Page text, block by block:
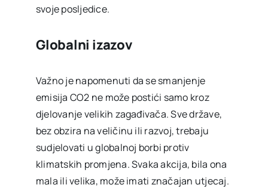
svoje posljedice.
Globalni izazov
Važno je napomenuti da se smanjenje
emisija CO2 ne može postići samo kroz
djelovanje velikih zagađivača. Sve države,
bez obzira na veličinu ili razvoj, trebaju
sudjelovati u globalnoj borbi protiv
klimatskih promjena. Svaka akcija, bila ona
mala ili velika, može imati značajan utjecaj.